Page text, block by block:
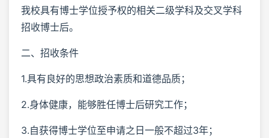
我校具有博士学位授予权的相关二级学科及交叉学科
招收博士后。
二、招收条件
1.具有良好的思想政治素质和道德品质；
2.身体健康，能够胜任博士后研究工作；
3.自获得博士学位至申请之日一般不超过3年；